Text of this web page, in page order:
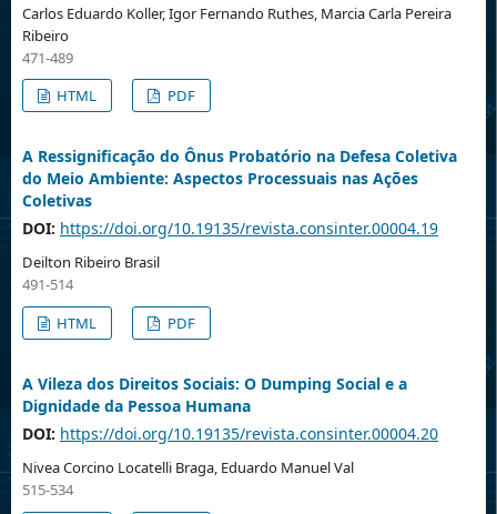
Carlos Eduardo Koller, Igor Fernando Ruthes, Marcia Carla Pereira
Ribeiro
471-489
HTML
PDF
A Ressignificação do Ônus Probatório na Defesa Coletiva
do Meio Ambiente: Aspectos Processuais nas Ações
Coletivas
DOI: https://doi.org/10.19135/revista.consinter.00004.19
Deilton Ribeiro Brasil
491-514
HTML
PDF
A Vileza dos Direitos Sociais: O Dumping Social e a
Dignidade da Pessoa Humana
DOI: https://doi.org/10.19135/revista.consinter.00004.20
Nivea Corcino Locatelli Braga, Eduardo Manuel Val
515-534